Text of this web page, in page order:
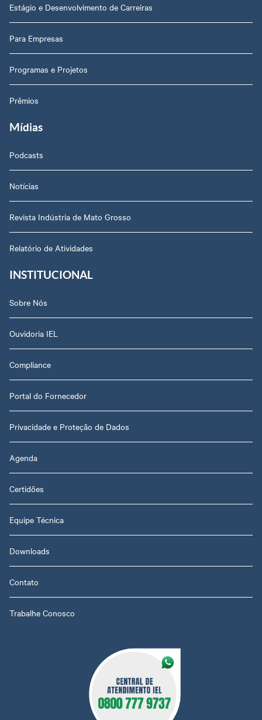
Estágio e Desenvolvimento de Carreiras
Para Empresas
Programas e Projetos
Prêmios
Mídias
Podcasts
Notícias
Revista Indústria de Mato Grosso
Relatório de Atividades
INSTITUCIONAL
Sobre Nós
Ouvidoria IEL
Compliance
Portal do Fornecedor
Privacidade e Proteção de Dados
Agenda
Certidões
Equipe Técnica
Downloads
Contato
Trabalhe Conosco